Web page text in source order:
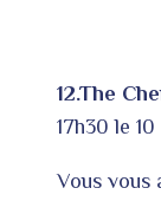
12.The
17h30 le
Vous vous